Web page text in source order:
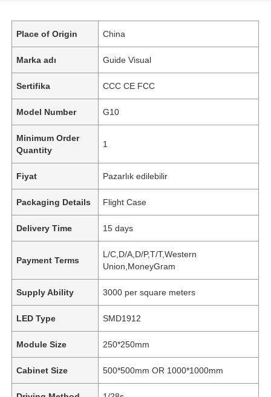
Place of Origin China
Marka adı Guide Visual
Sertifika CCC CE FCC
Model Number G10
Minimum Order
Quantity
1
Fiyat Pazarlık edilebilir
Packaging Details Flight Case
Delivery Time 15 days
Payment Terms
L/C,D/A,D/P,T/T,Western
Union,MoneyGram
Supply Ability 3000 per square meters
LED Type SMD1912
Module Size 250*250mm
Cabinet Size 500*500mm OR 1000*1000mm